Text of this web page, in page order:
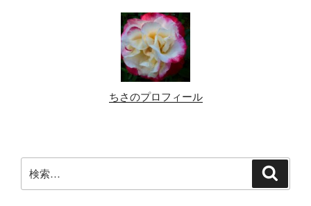
ちさのプロフィール
索: